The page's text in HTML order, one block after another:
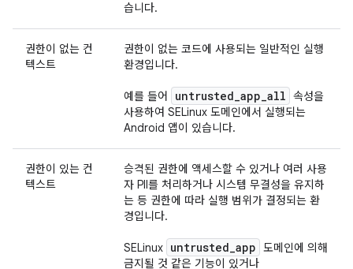
습니다.
권한이 없는 컨
텍스트
권한이 없는 코드에 사용되는 일반적인 실행
환경입니다.
예를 들어 untrusted_app_all 속성을
사용하여 SELinux 도메인에서 실행되는
Android 앱이 있습니다.
권한이 있는 컨
텍스트
승격된 권한에 액세스할 수 있거나 여러 사용
자 PII를 처리하거나 시스템 무결성을 유지하
는 등 권한에 따라 실행 범위가 결정되는 환
경입니다.
SELinux untrusted_app 도메인에 의해
금지될 것 같은 기능이 있거나